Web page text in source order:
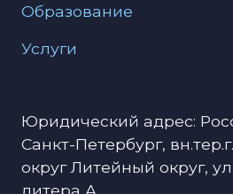
Образование
Услуги
Юридический адрес:
Санкт-Петербург,
округ Литейный округ,
литера А